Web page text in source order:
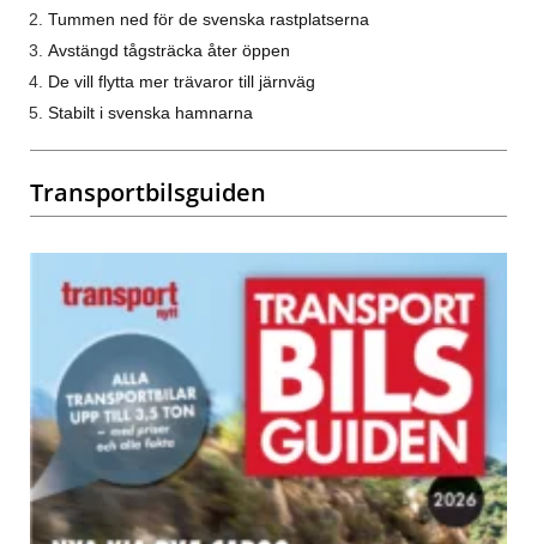
Tummen ned för de svenska rastplatserna
Avstängd tågsträcka åter öppen
De vill flytta mer trävaror till järnväg
Stabilt i svenska hamnarna
Transportbilsguiden